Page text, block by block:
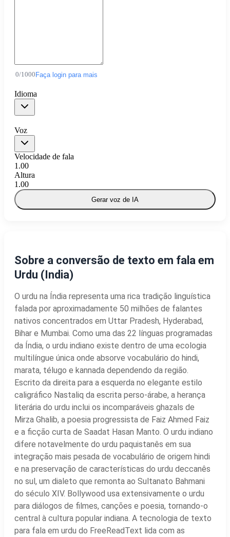
0/1000 Faça login para mais
Idioma
Voz
Velocidade de fala
1.00
Altura
1.00
Gerar voz de IA
Sobre a conversão de texto em fala em
Urdu (India)
O urdu na Índia representa uma rica tradição linguística
falada por aproximadamente 50 milhões de falantes
nativos concentrados em Uttar Pradesh, Hyderabad,
Bihar e Mumbai. Como uma das 22 línguas programadas
da Índia, o urdu indiano existe dentro de uma ecologia
multilíngue única onde absorve vocabulário do hindi,
marata, télugo e kannada dependendo da região.
Escrito da direita para a esquerda no elegante estilo
caligráfico Nastaliq da escrita perso-árabe, a herança
literária do urdu inclui os incomparáveis ghazals de
Mirza Ghalib, a poesia progressista de Faiz Ahmed Faiz
e a ficção curta de Saadat Hasan Manto. O urdu indiano
difere notavelmente do urdu paquistanês em sua
integração mais pesada de vocabulário de origem hindi
e na preservação de características do urdu deccanês
no sul, um dialeto que remonta ao Sultanato Bahmani
do século XIV. Bollywood usa extensivamente o urdu
para diálogos de filmes, canções e poesia, tornando-o
central à cultura popular indiana. A tecnologia de texto
para fala em urdu do FreeReadText lida com as